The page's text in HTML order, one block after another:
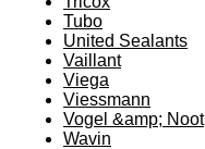
Tubo
United Sealants
Vaillant
Viega
Viessmann
Vogel &amp; Noot
Wavin